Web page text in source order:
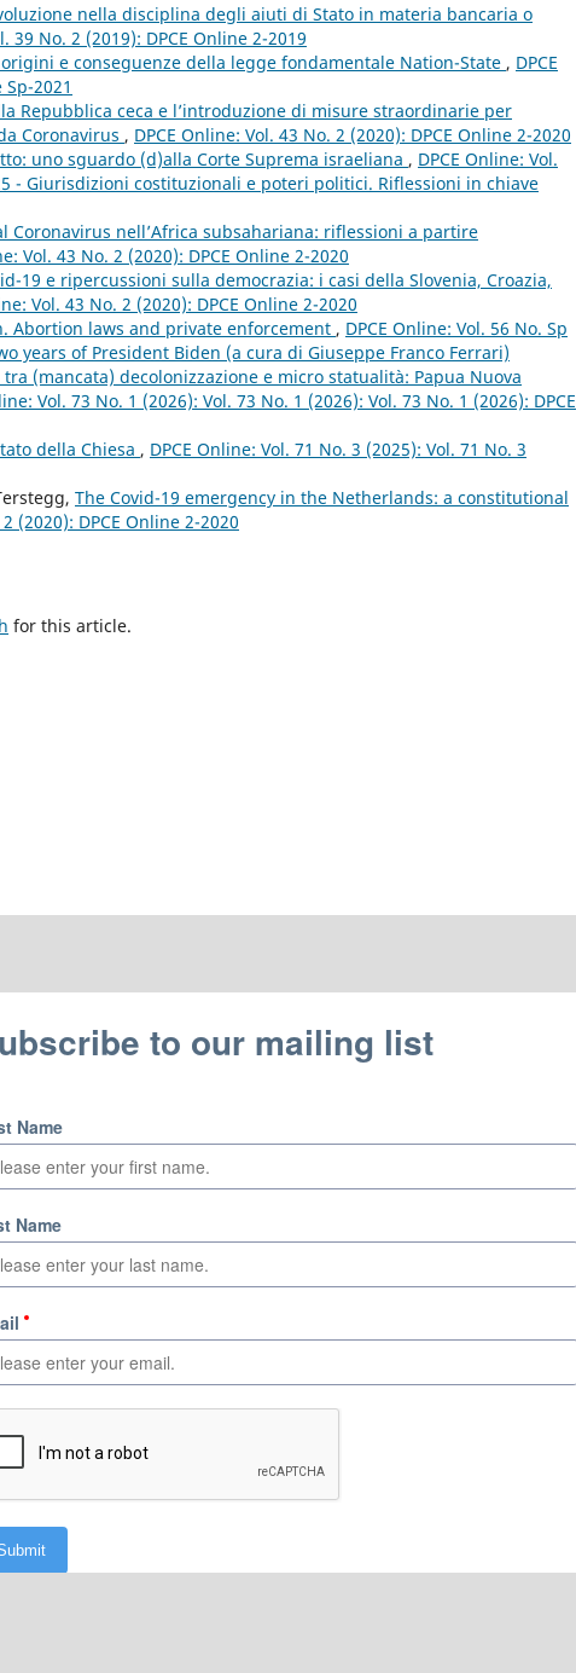
nella disciplina degli aiuti di Stato in materia bancaria o
39 No. 2 (2019): DPCE Online 2-2019
e conseguenze della legge fondamentale Nation-State , DPCE
2021
Repubblica ceca e l’introduzione di misure straordinarie per
Coronavirus , DPCE Online: Vol. 43 No. 2 (2020): DPCE Online 2-2020
uno sguardo (d)alla Corte Suprema israeliana , DPCE Online: Vol.
- Giurisdizioni costituzionali e poteri politici. Riflessioni in chiave
Coronavirus nell’Africa subsahariana: riflessioni a partire
Vol. 43 No. 2 (2020): DPCE Online 2-2020
19 e ripercussioni sulla democrazia: i casi della Slovenia, Croazia,
Vol. 43 No. 2 (2020): DPCE Online 2-2020
Abortion laws and private enforcement , DPCE Online: Vol. 56 No. Sp
years of President Biden (a cura di Giuseppe Franco Ferrari)
(mancata) decolonizzazione e micro statualità: Papua Nuova
Vol. 73 No. 1 (2026): Vol. 73 No. 1 (2026): Vol. 73 No. 1 (2026): DPCE
della Chiesa , DPCE Online: Vol. 71 No. 3 (2025): Vol. 71 No. 3
The Covid-19 emergency in the Netherlands: a constitutional
(2020): DPCE Online 2-2020
for this article.